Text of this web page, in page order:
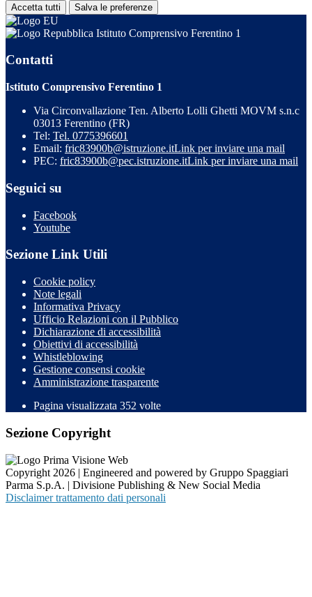
Accetta tutti Salva le preferenze
Istituto Comprensivo Ferentino 1
Contatti
Istituto Comprensivo Ferentino 1
Via Circonvallazione Ten. Alberto Lolli Ghetti MOVM s.n.c
03013 Ferentino (FR)
Tel: Tel. 0775396601
Email: fric83900b@istruzione.itLink per inviare una mail
PEC: fric83900b@pec.istruzione.itLink per inviare una mail
Seguici su
Facebook
Youtube
Sezione Link Utili
Cookie policy
Note legali
Informativa Privacy
Ufficio Relazioni con il Pubblico
Dichiarazione di accessibilità
Obiettivi di accessibilità
Whistleblowing
Gestione consensi cookie
Amministrazione trasparente
Pagina visualizzata 352 volte
Sezione Copyright
Copyright 2026 | Engineered and powered by Gruppo Spaggiari
Parma S.p.A. | Divisione Publishing & New Social Media
Disclaimer trattamento dati personali